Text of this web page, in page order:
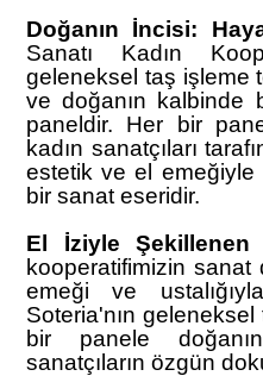
Doğanın İncisi:
Sanatı Kadın
geleneksel taş işleme
ve doğanın kalbinde
paneldir. Her bir
kadın sanatçıları
estetik ve el emeğiyle
bir sanat eseridir.
El İziyle Şekillenen
kooperatifimizin sanat
emeği ve
Soteria'nın
bir panele
sanatçıların özgün